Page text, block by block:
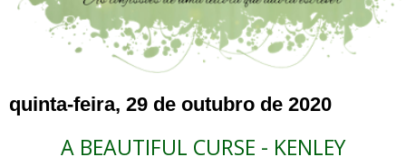
quinta-feira, 29 de outubro de 2020
A BEAUTIFUL CURSE - KENLEY